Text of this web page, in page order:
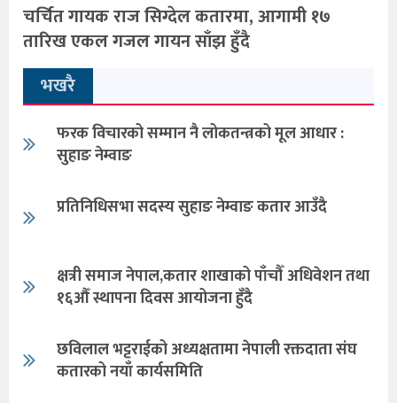
चर्चित गायक राज सिग्देल कतारमा, आगामी १७
तारिख एकल गजल गायन साँझ हुँदै
भखरै
फरक विचारको सम्मान नै लोकतन्त्रको मूल आधार :
सुहाङ नेम्वाङ
प्रतिनिधिसभा सदस्य सुहाङ नेम्वाङ कतार आउँदै
क्षत्री समाज नेपाल,कतार शाखाको पाँचौँ अधिवेशन तथा
१६औँ स्थापना दिवस आयोजना हुँदै
छविलाल भट्टराईको अध्यक्षतामा नेपाली रक्तदाता संघ
कतारको नयाँ कार्यसमिति